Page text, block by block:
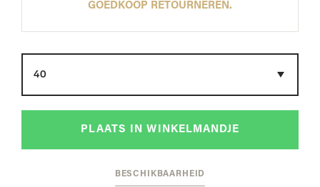
GOEDKOOP RETOURNEREN.
PLAATS IN WINKELMANDJE
BESCHIKBAARHEID